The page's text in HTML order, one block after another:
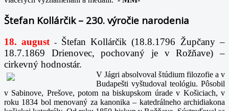
Štefan Kollárčik – 230. výročie narodenia
18. august -
Štefan Kollárčik (18.8.1796 Župčany –
18.7.1869 Drienovec, pochovaný je v Rožňave) –
cirkevný hodnostár.
V Jágri absolvoval štúdium filozofie a v
Budapešti vyštudoval teológiu. Pôsobil
v Sabinove, Prešove, potom na biskupskom úrade v Košiciach, v
roku 1834 bol menovaný za kanonika – katedrálneho archidiakona